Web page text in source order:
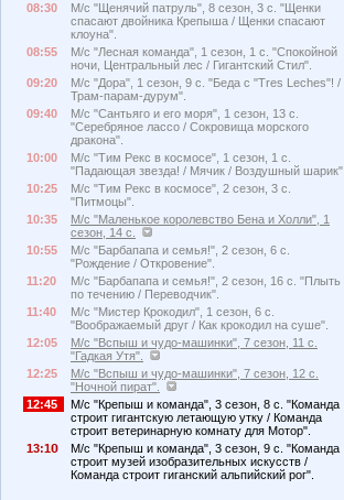
08:30
М/с "Щенячий патруль", 8 сезон, 3 с. "Щенки
спасают двойника Крепыша / Щенки спасают
клоуна".
08:55
М/с "Лесная команда", 1 сезон, 1 с. "Спокойной
ночи, Центральный лес / Гигантский Стил".
09:20
М/с "Дора", 1 сезон, 9 с. "Беда с "Tres Leches"! /
Трам-парам-дурум".
09:40
М/с "Сантьяго и его моря", 1 сезон, 13 с.
"Cеребряное лассо / Сокровища морского
дракона".
10:00
М/с "Тим Рекс в космосе", 1 сезон, 1 с.
"Падающая звезда! / Мячик / Воздушный шарик".
10:25
М/с "Тим Рекс в космосе", 2 сезон, 3 с.
"Питмоцы".
10:35
М/с "Маленькое королевство Бена и Холли", 1
сезон, 14 с.
10:55
М/с "Барбапапа и семья!", 2 сезон, 6 с.
"Рождение / Откровение".
11:20
М/с "Барбапапа и семья!", 2 сезон, 16 с. "Плыть
по течению / Переводчик".
11:40
М/с "Мистер Крокодил", 1 сезон, 6 с.
"Воображаемый друг / Как крокодил на суше".
12:05
М/с "Вспыш и чудо-машинки", 7 сезон, 11 с.
"Гадкая Утя".
12:25
М/с "Вспыш и чудо-машинки", 7 сезон, 12 с.
"Ночной пират".
12:45
М/с "Крепыш и команда", 3 сезон, 8 с. "Команда
строит гигантскую летающую утку / Команда
строит ветеринарную комнату для Мотор".
13:1
М/с "Крепыш и команда", 3 сезон, 9 с. "Команда
строит музей изобразительных искусств /
Команда строит гиганский альпийский рог".